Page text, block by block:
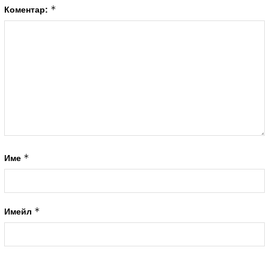
Коментар: *
Име *
Имейл *